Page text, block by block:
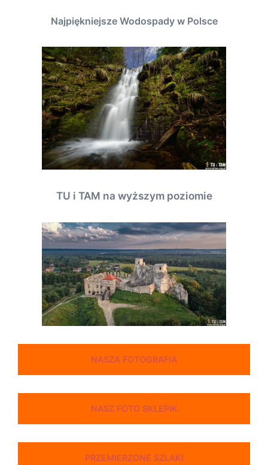
Najpiękniejsze Wodospady w Polsce
TU i TAM na wyższym poziomie
NASZA FOTOGRAFIA
NASZ FOTO SKLEPIK
PRZEMIERZONE SZLAKI